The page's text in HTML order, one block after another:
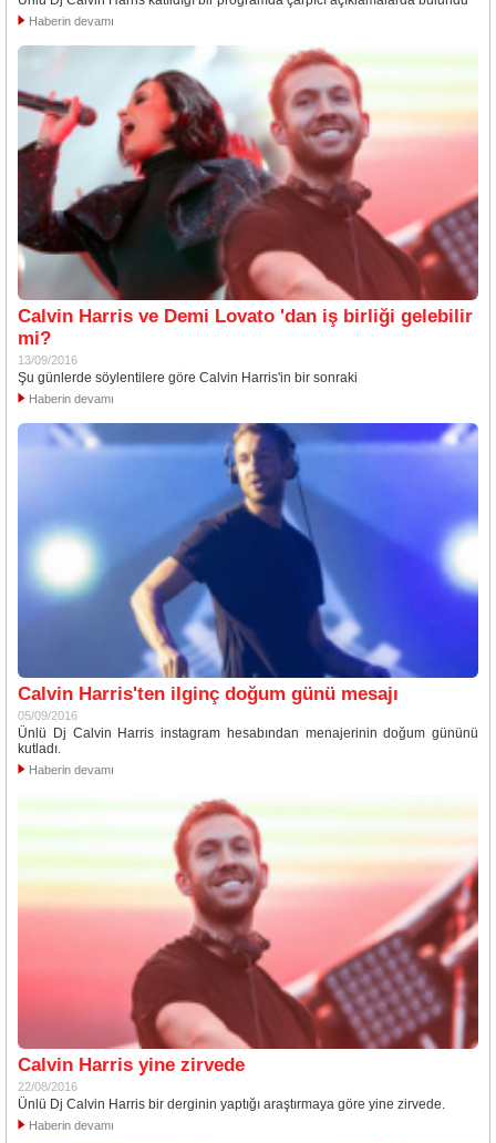
Haberin devamı
Calvin Harris ve Demi Lovato 'dan iş birliği gelebilir
mi?
13/09/2016
Şu günlerde söylentilere göre Calvin Harris'in bir sonraki
Haberin devamı
Calvin Harris'ten ilginç doğum günü mesajı
05/09/2016
Ünlü Dj Calvin Harris instagram hesabından menajerinin doğum gününü
kutladı.
Haberin devamı
Calvin Harris yine zirvede
22/08/2016
Ünlü Dj Calvin Harris bir derginin yaptığı araştırmaya göre yine zirvede.
Haberin devamı